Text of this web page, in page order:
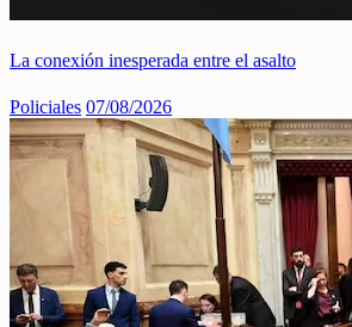
La conexión inesperada entre el asalto
Policiales 07/08/2026